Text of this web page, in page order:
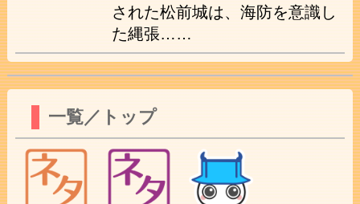
された松前城は、海防を意識し
た縄張……
一覧／トップ